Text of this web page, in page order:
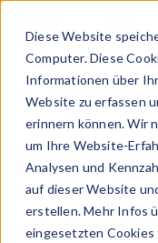
Diese Website
Computer. Diese
Informationen über
Website zu erfassen
erinnern können. Wir
um Ihre Website-
Analysen und
auf dieser Website
erstellen. Mehr Infos
eingesetzten Cookies
erneut in
undefined